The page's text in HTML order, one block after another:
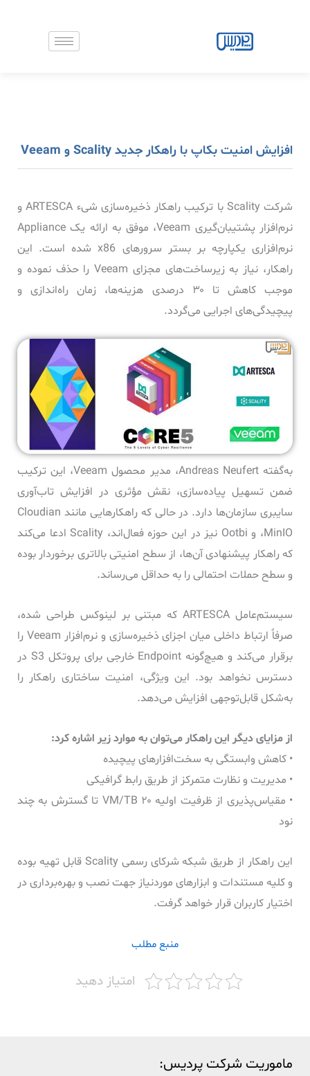
افزایش امنیت بکاپ با راهکار جدید Scality و Veeam
شرکت Scality با ترکیب راهکار ذخیره‌سازی شیء ARTESCA و
نرم‌افزار پشتیبان‌گیری Veeam، موفق به ارائه یک Appliance
نرم‌افزاری یکپارچه بر بستر سرورهای x86 شده است. این
راهکار، نیاز به زیرساخت‌های مجزای Veeam را حذف نموده و
موجب کاهش تا ۳۰ درصدی هزینه‌ها، زمان راه‌اندازی و
پیچیدگی‌های اجرایی می‌گردد.
به‌گفته Andreas Neufert، مدیر محصول Veeam، این ترکیب
ضمن تسهیل پیاده‌سازی، نقش مؤثری در افزایش تاب‌آوری
سایبری سازمان‌ها دارد. در حالی که راهکارهایی مانند Cloudian
،MinIO و Ootbi نیز در این حوزه فعال‌اند، Scality ادعا می‌کند
که راهکار پیشنهادی آن‌ها، از سطح امنیتی بالاتری برخوردار بوده
و سطح حملات احتمالی را به حداقل می‌رساند.
سیستم‌عامل ARTESCA که مبتنی بر لینوکس طراحی شده،
صرفاً ارتباط داخلی میان اجزای ذخیره‌سازی و نرم‌افزار Veeam را
برقرار می‌کند و هیچ‌گونه Endpoint خارجی برای پروتکل S3 در
دسترس نخواهد بود. این ویژگی، امنیت ساختاری راهکار را
به‌شکل قابل‌توجهی افزایش می‌دهد.
از مزایای دیگر این راهکار می‌توان به موارد زیر اشاره کرد:
• کاهش وابستگی به سخت‌افزارهای پیچیده
• مدیریت و نظارت متمرکز از طریق رابط گرافیکی
• مقیاس‌پذیری از ظرفیت اولیه ۲۰ VM/TB تا گسترش به چند
نود
این راهکار از طریق شبکه شرکای رسمی Scality قابل تهیه بوده
و کلیه مستندات و ابزارهای موردنیاز جهت نصب و بهره‌برداری در
اختیار کاربران قرار خواهد گرفت.
منبع مطلب
امتیاز دهید
ماموریت شرکت پردیس: